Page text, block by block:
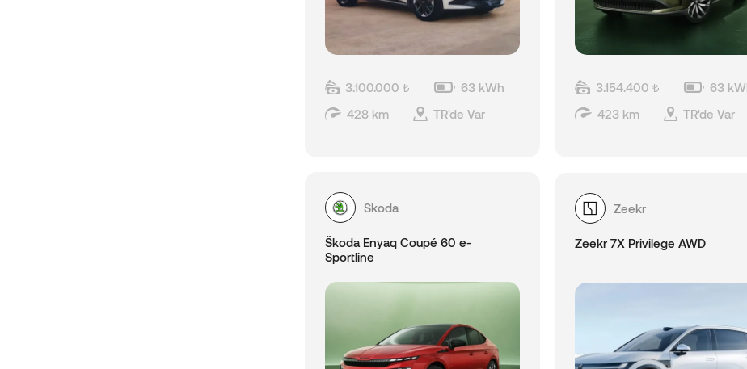
3.100.000 ₺
63 kWh
428 km
TR'de Var
3.154.400 ₺
63
423 km
TR'de Var
Skoda
Škoda Enyaq Coupé 60 e-
Sportline
Zeekr
Zeekr 7X Privilege AWD